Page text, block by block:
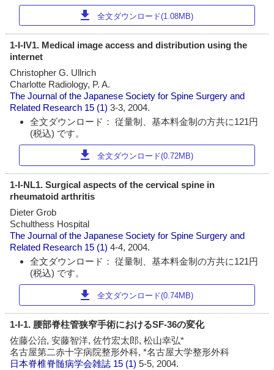
download 全文ダウンロード(1.08MB)
1-I-IV1. Medical image access and distribution using the
internet
Christopher G. Ullrich
Charlotte Radiology, P. A.
The Journal of the Japanese Society for Spine Surgery and
Related Research 15 (1)3-3, 2004.
全文ダウンロード： 従量制、基本料金制の方共に121円
(税込) です。
download 全文ダウンロード(0.72MB)
1-I-NL1. Surgical aspects of the cervical spine in
rheumatoid arthritis
Dieter Grob
Schulthess Hospital
The Journal of the Japanese Society for Spine Surgery and
Related Research 15 (1)4-4, 2004.
全文ダウンロード： 従量制、基本料金制の方共に121円
(税込) です。
download 全文ダウンロード(0.74MB)
1-I-1. 腰部脊柱管狭窄手術におけるSF-36の変化
佐藤公治, 安藤智洋, 佐竹宏太郎, 松山幸弘*
名古屋第二赤十字病院整形外科, *名古屋大学整形外科
日本脊椎脊髄病学会雑誌 15 (1)5-5, 2004.